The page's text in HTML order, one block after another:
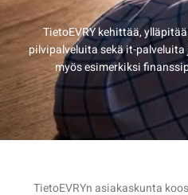
TietoEVRY kehittää,
pilvipalveluita sekä it-
myös esimerkiksi
TietoEVRYn asiakaskunta